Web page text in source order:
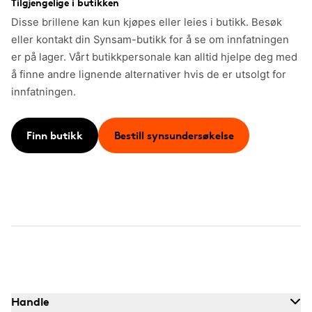
Tilgjengelige i butikken
Disse brillene kan kun kjøpes eller leies i butikk. Besøk
eller kontakt din Synsam-butikk for å se om innfatningen
er på lager. Vårt butikkpersonale kan alltid hjelpe deg med
å finne andre lignende alternativer hvis de er utsolgt for
innfatningen.
Finn butikk Bestill synsundersøkelse
Handle